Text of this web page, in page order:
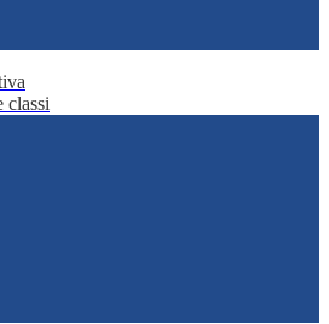
classi